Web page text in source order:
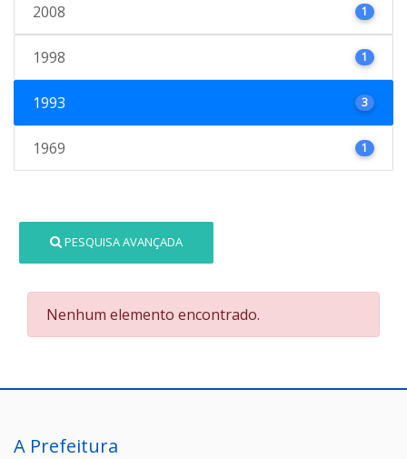
2008 1
1998 1
1993 3
1969 1
PESQUISA AVANÇADA
Nenhum elemento encontrado.
A Prefeitura